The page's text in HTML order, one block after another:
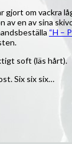
om vackra
en av sina
“H –
soft (läs hårt).
Six six six…